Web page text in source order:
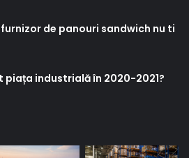
de panouri sandwich nu ti
piața industrială în 2020-2021?